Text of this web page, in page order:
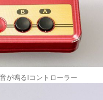
が鳴るIコントローラー